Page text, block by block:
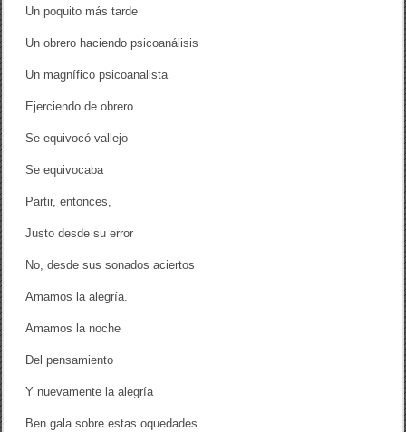
Un poquito más tarde
Un obrero haciendo psicoanálisis
Un magnífico psicoanalista
Ejerciendo de obrero.
Se equivocó vallejo
Se equivocaba
Partir, entonces,
Justo desde su error
No, desde sus sonados aciertos
Amamos la alegría.
Amamos la noche
Del pensamiento
Y nuevamente la alegría
Ben gala sobre estas oquedades